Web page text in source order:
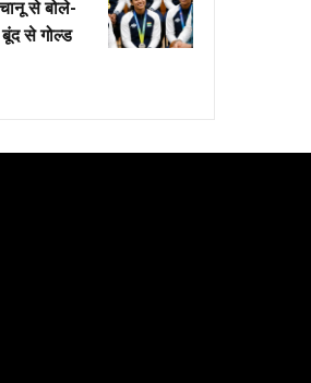
चानू से बोले-
से गोल्ड